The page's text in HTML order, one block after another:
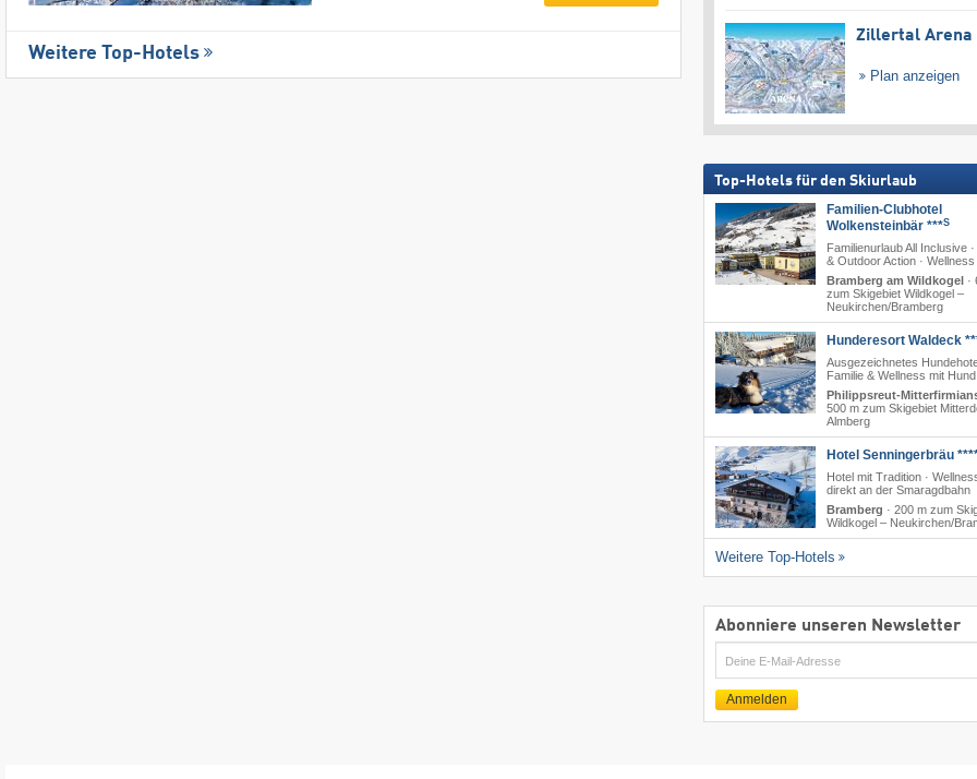
Weitere Top-Hotels
Zillertal Arena
Plan anzeigen
Top-Hotels für den Skiurlaub
Familien-Clubhotel
Wolkensteinbär ***S
Familienurlaub All Inclusive
& Outdoor Action · Wellness
Bramberg am Wildkogel ·
zum Skigebiet Wildkogel –
Neukirchen/​Bramberg
Hunderesort Waldeck
Ausgezeichnetes
Familie & Wellness mit Hund
Philippsreut-
500 m zum Skigebiet
Almberg
Hotel Senningerbräu
Hotel mit Tradition ·
direkt an der Smaragdbahn
Bramberg · 200 m zum
Wildkogel – Neukirchen/​
Weitere Top-Hotels
Abonniere unseren Newsletter
E-
Mail
Anmelden